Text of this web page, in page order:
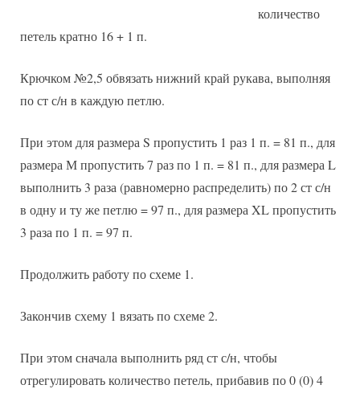
количество
петель кратно 16 + 1 п.
Крючком №2,5 обвязать нижний край рукава, выполняя
по ст с/н в каждую петлю.
При этом для размера S пропустить 1 раз 1 п. = 81 п., для
размера М пропустить 7 раз по 1 п. = 81 п., для размера L
выполнить 3 раза (равномерно распределить) по 2 ст с/н
в одну и ту же петлю = 97 п., для размера XL пропустить
3 раза по 1 п. = 97 п.
Продолжить работу по схеме 1.
Закончив схему 1 вязать по схеме 2.
При этом сначала выполнить ряд ст с/н, чтобы
отрегулировать количество петель, прибавив по 0 (0) 4